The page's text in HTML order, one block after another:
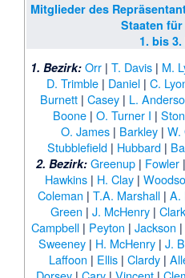
Mitglieder des
Staaten
1. bis
1. Bezirk: Orr |T. Davis | M.
D. Trimble| Daniel| C.
Burnett| Casey| L.
Boone |O. Turner I |
O. James| Barkley| W.
Stubblefield | Hubbard |
2. Bezirk: Greenup| Fowler|
Hawkins| H. Clay|
Coleman |T.A. Marshall |A.
Green |J. McHenry |
Campbell | Peyton |Jackson
Sweeney| H. McHenry| J.
Laffoon | Ellis| Clardy|